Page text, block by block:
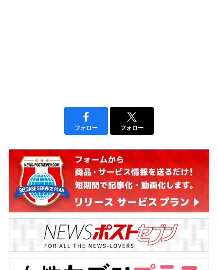
フォロー フォロー